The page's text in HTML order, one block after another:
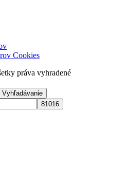
Cookies
práva vyhradené
Vyhľadávanie